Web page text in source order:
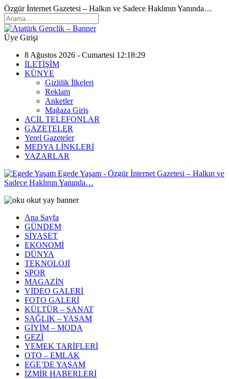
Özgür İnternet Gazetesi – Halkın ve Sadece Haklının Yanında…
Üye Girişi
8 Ağustos 2026 - Cumartesi 12:18:29
İLETİŞİM
KÜNYE
Gizlilik İlkeleri
Reklam
Anketler
Mağaza Giriş
ACİL TELEFONLAR
GAZETELER
Yerel Gazeteler
MEDYA LİNKLERİ
YAZARLAR
Egede Yaşam - Özgür İnternet Gazetesi – Halkın ve
Sadece Haklının Yanında…
Ana Sayfa
GÜNDEM
SİYASET
EKONOMİ
DÜNYA
TEKNOLOJİ
SPOR
MAGAZİN
VİDEO GALERİ
FOTO GALERİ
KÜLTÜR – SANAT
SAĞLIK – YAŞAM
GİYİM – MODA
GEZİ
YEMEK TARİFLERİ
OTO – EMLAK
EGE’DE YAŞAM
İZMİR HABERLERİ